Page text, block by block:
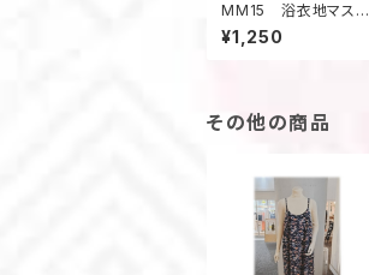
MM15 浴衣地マスク
（Mサイズ・蔦柄）
¥1,250
その他の商品